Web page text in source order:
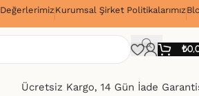
DeğerlerimizKurumsal Şirket Politikalarımız
₺
Ücretsiz Kargo, 14 Gün İade